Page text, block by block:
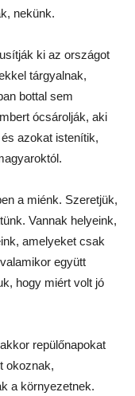
nekünk.
ki az országot
tárgyalnak,
bottal sem
ócsárolják, aki
azokat istenítik,
a miénk. Szeretjük,
Vannak helyeink,
amelyeket csak
együtt
hogy miért volt jó
repülőnapokat
okoznak,
a környezetnek.